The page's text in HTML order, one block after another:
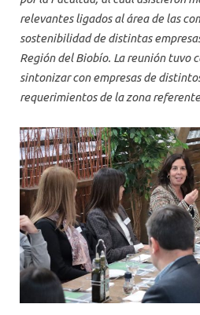
relevantes ligados al área de las
sostenibilidad de distintas
Región del Biobío. La reunión tuvo
sintonizar con empresas de
requerimientos de la zona